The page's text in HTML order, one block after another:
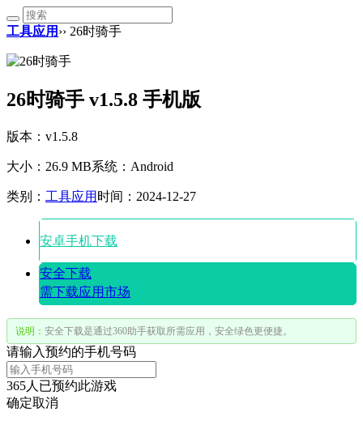
工具应用 ›› 26时骑手
26时骑手 v1.5.8 手机版
版本：v1.5.8
大小：26.9 MB系统：Android
类别： 工具应用 时间：2024-12-27
安卓手机下载
安全下载
需下载应用市场
说明： 安全下载是通过360助手获取所需应用，安全绿色更便捷。
请输入预约的手机号码
365人已预约此游戏
确定取消